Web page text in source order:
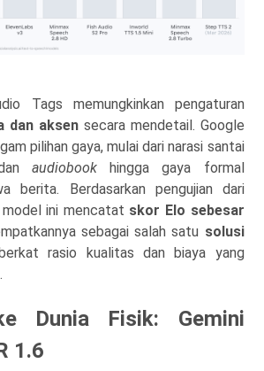
Tags memungkinkan pengaturan
dan aksen secara mendetail. Google
pilihan gaya, mulai dari narasi santai
audiobookhingga gaya formal
berita. Berdasarkan pengujian dari
ini mencatat skor Elo sebesar
sebagai salah satu solusi
rasio kualitas dan biaya yang
Dunia Fisik: Gemini
1.6